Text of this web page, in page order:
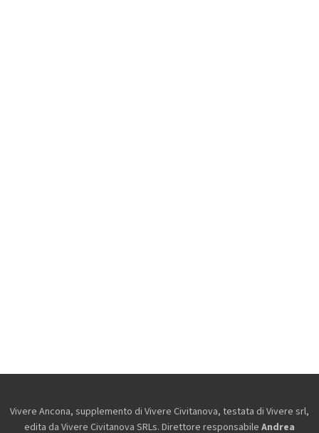
Vivere Ancona, supplemento di Vivere Civitanova, testata di Vivere srl,
edita da Vivere Civitanova SRLs. Direttore responsabile Andrea